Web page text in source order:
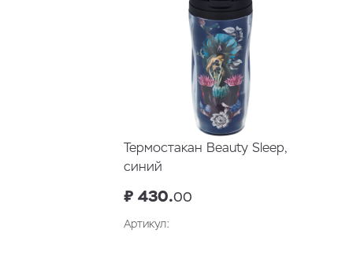
Термостакан Beauty Sleep,
синий
₽ 430.00
Артикул: